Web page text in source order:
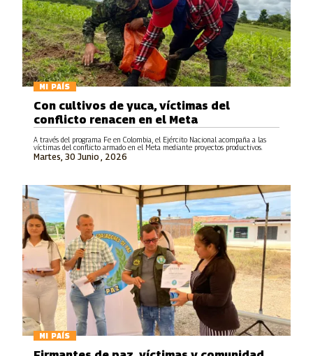
MI PAÍS
Martes, 30 Junio , 2026
Con cultivos de yuca, víctimas del
conflicto renacen en el Meta
A través del programa Fe en Colombia, el Ejército Nacional acompaña a las
víctimas del conflicto armado en el Meta mediante proyectos productivos.
MI PAÍS